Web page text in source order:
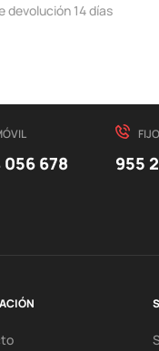
devolución 14 días
056 678
FIJO
955